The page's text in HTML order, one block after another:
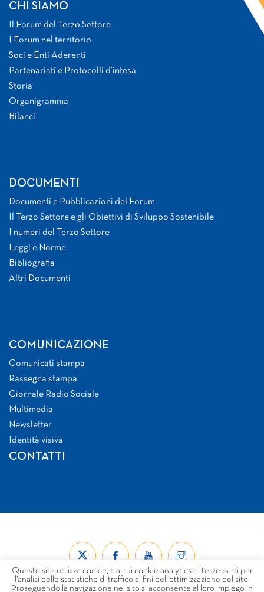
CHI SIAMO
Il Forum del Terzo Settore
I Forum nel territorio
Soci e Enti Aderenti
Partenariati e Protocolli d’intesa
Storia
Organigramma
Bilanci
DOCUMENTI
Documenti e Pubblicazioni del Forum
Il Terzo Settore e gli Obiettivi di Sviluppo Sostenibile
I numeri del Terzo Settore
Leggi e Norme
Bibliografia
Altri Documenti
COMUNICAZIONE
Comunicati stampa
Rassegna stampa
Giornale Radio Sociale
Multimedia
Newsletter
Identità visiva
CONTATTI
Questo sito utilizza cookie, tra cui cookie analytics di terze parti per
l’analisi delle statistiche di traffico ai fini dell’ottimizzazione del sito.
Proseguendo la navigazione nel sito si acconsente al loro impiego in